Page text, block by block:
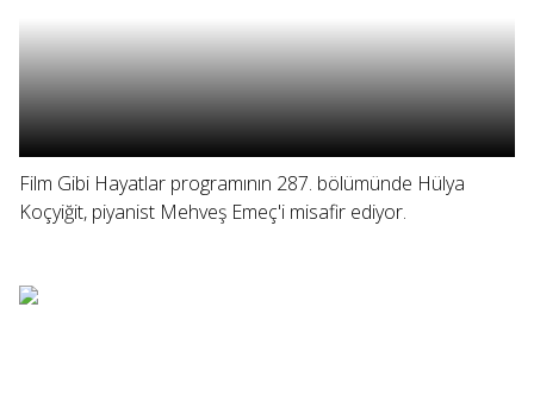
Film Gibi Hayatlar programının 287. bölümünde Hülya
Koçyiğit, piyanist Mehveş Emeç'i misafir ediyor.